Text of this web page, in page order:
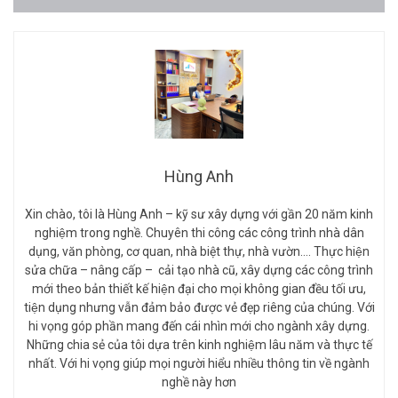
Hùng Anh
Xin chào, tôi là Hùng Anh – kỹ sư xây dựng với gần 20 năm kinh
nghiệm trong nghề. Chuyên thi công các công trình nhà dân
dụng, văn phòng, cơ quan, nhà biệt thự, nhà vườn…. Thực hiện
sửa chữa – nâng cấp – cải tạo nhà cũ, xây dựng các công trình
mới theo bản thiết kế hiện đại cho mọi không gian đều tối ưu,
tiện dụng nhưng vẫn đảm bảo được vẻ đẹp riêng của chúng. Với
hi vọng góp phần mang đến cái nhìn mới cho ngành xây dựng.
Những chia sẻ của tôi dựa trên kinh nghiệm lâu năm và thực tế
nhất. Với hi vọng giúp mọi người hiểu nhiều thông tin về ngành
nghề này hơn